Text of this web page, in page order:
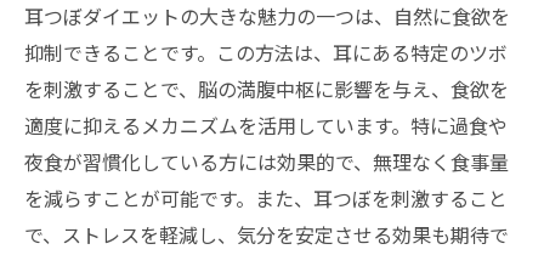
耳つぼダイエットの大きな魅力の一つは、自然に食欲を
抑制できることです。この方法は、耳にある特定のツボ
を刺激することで、脳の満腹中枢に影響を与え、食欲を
適度に抑えるメカニズムを活用しています。特に過食や
夜食が習慣化している方には効果的で、無理なく食事量
を減らすことが可能です。また、耳つぼを刺激すること
で、ストレスを軽減し、気分を安定させる効果も期待で